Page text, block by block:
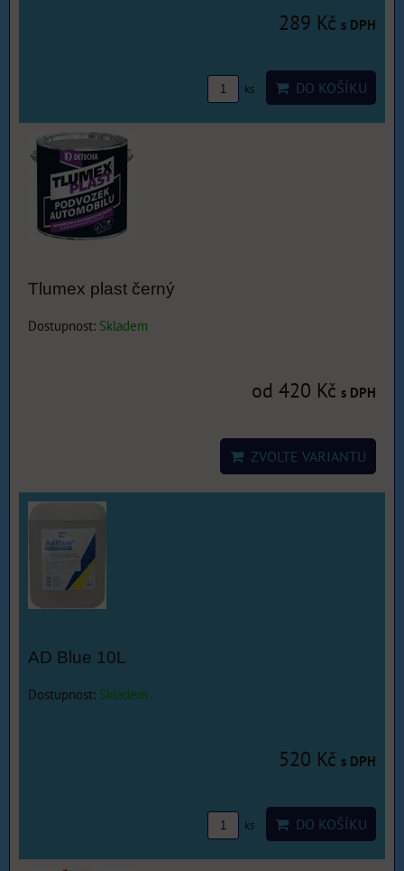
289 Kč s DPH
ks DO KOŠÍKU
Tlumex plast černý
Dostupnost: Skladem
od 420 Kč s DPH
ZVOLTE VARIANTU
AD Blue 10L
Dostupnost: Skladem
520 Kč s DPH
ks DO KOŠÍKU